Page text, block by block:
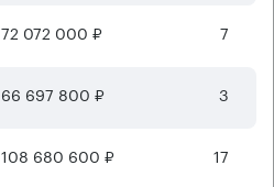
72 072 000 ₽ 7
66 697 800 ₽ 3
108 680 600 ₽ 17